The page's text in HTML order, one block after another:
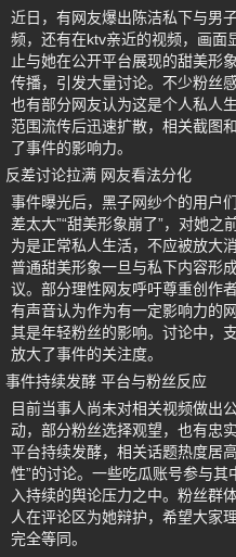
近日，有网友爆出陈洁私下与男
频，还有在ktv亲近的视频，画面
止与她在公开平台展现的甜美形
传播，引发大量讨论。不少粉丝
也有部分网友认为这是个人私人
范围流传后迅速扩散，相关截图
了事件的影响力。
反差讨论拉满 网友看法分化
事件曝光后，黑子网纱个的用户
差太大”“甜美形象崩了”，对她之
为是正常私人生活，不应被放大
普通甜美形象一旦与私下内容形
议。部分理性网友呼吁尊重创作
有声音认为作为有一定影响力的
其是年轻粉丝的影响。讨论中，
放大了事件的关注度。
事件持续发酵 平台与粉丝反应
目前当事人尚未对相关视频做出
动，部分粉丝选择观望，也有忠
平台持续发酵，相关话题热度居
性”的讨论。一些吃瓜账号参与
入持续的舆论压力之中。粉丝群
人在评论区为她辩护，希望大家
完全等同。